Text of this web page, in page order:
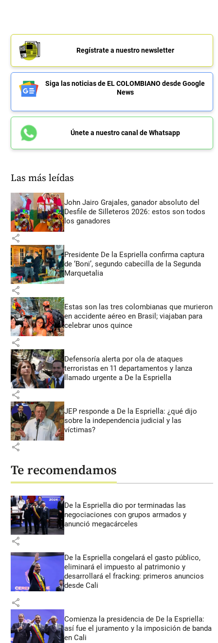
Regístrate a nuestro newsletter
Siga las noticias de EL COLOMBIANO desde Google
News
Únete a nuestro canal de Whatsapp
Las más leídas
John Jairo Grajales, ganador absoluto del
Desfile de Silleteros 2026: estos son todos
los ganadores
share
Presidente De la Espriella confirma captura
de ‘Boni’, segundo cabecilla de la Segunda
Marquetalia
share
Estas son las tres colombianas que murieron
en accidente aéreo en Brasil; viajaban para
celebrar unos quince
share
Defensoría alerta por ola de ataques
terroristas en 11 departamentos y lanza
llamado urgente a De la Espriella
share
JEP responde a De la Espriella: ¿qué dijo
sobre la independencia judicial y las
víctimas?
share
Te recomendamos
De la Espriella dio por terminadas las
negociaciones con grupos armados y
anunció megacárceles
share
De la Espriella congelará el gasto público,
eliminará el impuesto al patrimonio y
desarrollará el fracking: primeros anuncios
desde Cali
share
Comienza la presidencia de De la Espriella:
así fue el juramento y la imposición de banda
en Cali